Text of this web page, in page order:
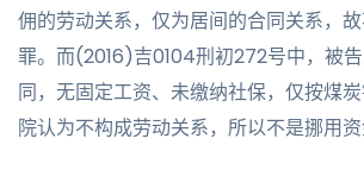
佣的劳动关系，仅为居间的合同关系，
罪。而(2016)吉0104刑初272号中，被
同，无固定工资、未缴纳社保，仅按煤
院认为不构成劳动关系，所以不是挪用资